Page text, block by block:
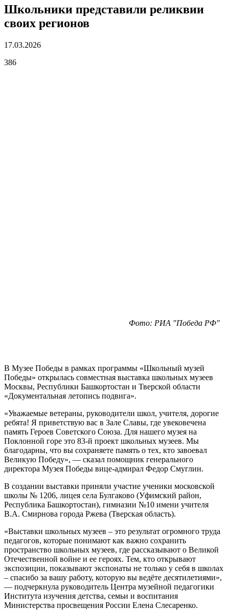
Школьники представили реликвии
своих регионов
17.03.2026
386
Фото: РИА "Победа РФ"
В Музее Победы в рамках программы «Школьный музей
Победы» открылась совместная выставка школьных музеев
Москвы, Республики Башкортостан и Тверской области
«Документальная летопись подвига».
«Уважаемые ветераны, руководители школ, учителя, дорогие
ребята! Я приветствую вас в Зале Славы, где увековечена
память Героев Советского Союза. Для нашего музея на
Поклонной горе это 83-й проект школьных музеев. Мы
благодарны, что вы сохраняете память о тех, кто завоевал
Великую Победу», — сказал помощник генерального
директора Музея Победы вице-адмирал Федор Смуглин.
В создании выставки приняли участие ученики московской
школы № 1206, лицея села Булгаково (Уфимский район,
Республика Башкортостан), гимназии №10 имени учителя
В.А. Смирнова города Ржева (Тверская область).
«Выставки школьных музеев – это результат огромного труда
педагогов, которые понимают как важно сохранить
пространство школьных музеев, где рассказывают о Великой
Отечественной войне и ее героях. Тем, кто открывают
экспозиции, показывают экспонаты не только у себя в школах
– спасибо за вашу работу, которую вы ведёте десятилетиями»,
— подчеркнула руководитель Центра музейной педагогики
Института изучения детства, семьи и воспитания
Министерства просвещения России Елена Слесаренко.